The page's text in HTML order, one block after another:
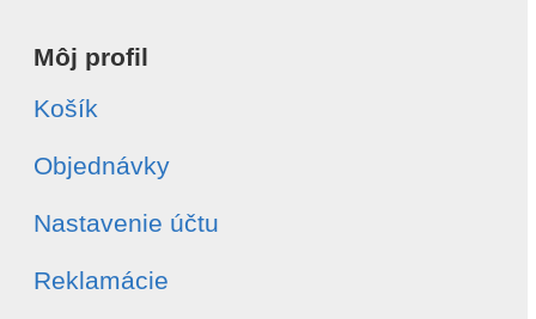
Môj profil
Košík
Objednávky
Nastavenie účtu
Reklamácie